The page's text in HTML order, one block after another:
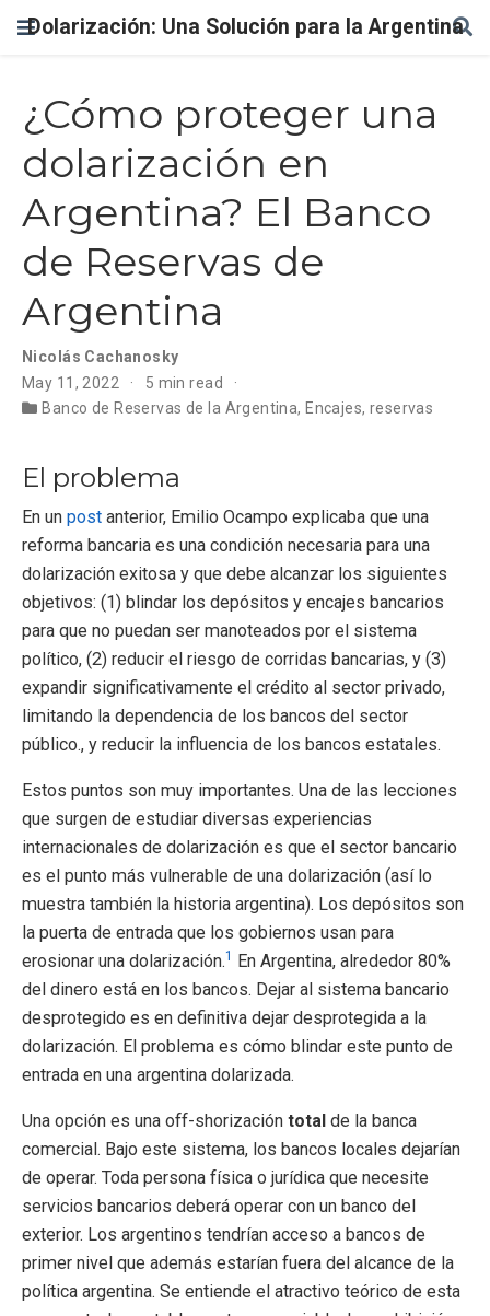
Dolarización: Una Solución para la Argentina
¿Cómo proteger una
dolarización en
Argentina? El Banco
de Reservas de
Argentina
Nicolás Cachanosky
May 11, 2022
5 min read
Banco de Reservas de la Argentina, Encajes, reservas
El problema
En un post anterior, Emilio Ocampo explicaba que una
reforma bancaria es una condición necesaria para una
dolarización exitosa y que debe alcanzar los siguientes
objetivos: (1) blindar los depósitos y encajes bancarios
para que no puedan ser manoteados por el sistema
político, (2) reducir el riesgo de corridas bancarias, y (3)
expandir significativamente el crédito al sector privado,
limitando la dependencia de los bancos del sector
público., y reducir la influencia de los bancos estatales.
Estos puntos son muy importantes. Una de las lecciones
que surgen de estudiar diversas experiencias
internacionales de dolarización es que el sector bancario
es el punto más vulnerable de una dolarización (así lo
muestra también la historia argentina). Los depósitos son
la puerta de entrada que los gobiernos usan para
erosionar una dolarización.1 En Argentina, alrededor 80%
del dinero está en los bancos. Dejar al sistema bancario
desprotegido es en definitiva dejar desprotegida a la
dolarización. El problema es cómo blindar este punto de
entrada en una argentina dolarizada.
Una opción es una off-shorización total de la banca
comercial. Bajo este sistema, los bancos locales dejarían
de operar. Toda persona física o jurídica que necesite
servicios bancarios deberá operar con un banco del
exterior. Los argentinos tendrían acceso a bancos de
primer nivel que además estarían fuera del alcance de la
política argentina. Se entiende el atractivo teórico de esta